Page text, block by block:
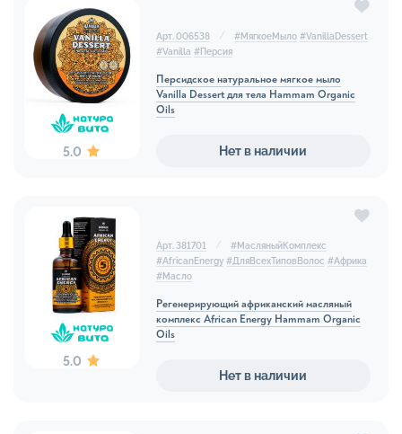
5.0
Арт. 006538 #МягкоеМыло #VanillaDessert
#Vanilla #Персия
Персидское натуральное мягкое мыло
Vanilla Dessert для тела Hammam Organic
Oils
Нет в наличии
5.0
Арт. 381701 #МасляныйКомплекс
#AfricanEnergy #ДляВсехТиповВолос #Африка
#Масло
Регенерирующий африканский масляный
комплекс African Energy Hammam Organic
Oils
Нет в наличии